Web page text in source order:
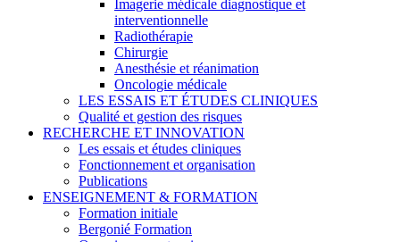
Imagerie médicale diagnostique et
interventionnelle
Radiothérapie
Chirurgie
Anesthésie et réanimation
Oncologie médicale
LES ESSAIS ET ÉTUDES CLINIQUES
Qualité et gestion des risques
RECHERCHE ET INNOVATION
Les essais et études cliniques
Fonctionnement et organisation
Publications
ENSEIGNEMENT & FORMATION
Formation initiale
Bergonié Formation